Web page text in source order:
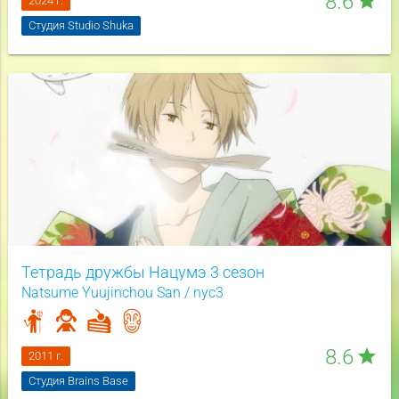
Студия Studio Shuka
Тетрадь дружбы Нацумэ 3 сезон
Natsume Yuujinchou San / nyc3
8.6 star
2011 г.
Студия Brains Base